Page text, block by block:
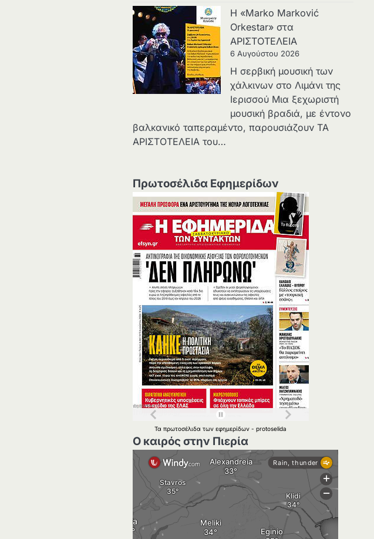
Η «Marko Marković
Orkestar» στα
ΑΡΙΣΤΟΤΕΛΕΙΑ
6 Αυγούστου 2026
Η σερβική μουσική των
χάλκινων στο Λιμάνι της
Ιερισσού Μια ξεχωριστή
μουσική βραδιά, με έντονο
βαλκανικό ταπεραμέντο, παρουσιάζουν ΤΑ
ΑΡΙΣΤΟΤΕΛΕΙΑ του…
Πρωτοσέλιδα Εφημερίδων
Ταπρωτοσέλιδατωνεφημερίδων-protoselida
Ο καιρός στην Πιερία